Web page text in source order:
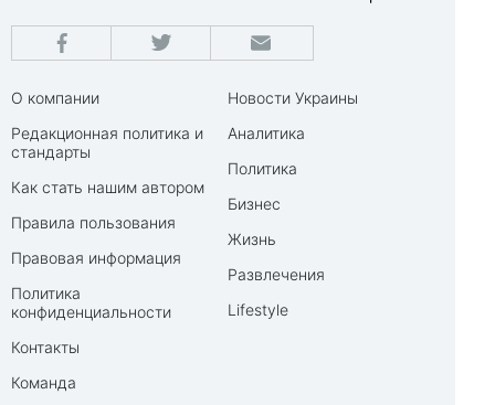
О компании
Редакционная политика и
стандарты
Как стать нашим автором
Правила пользования
Правовая информация
Политика
конфиденциальности
Контакты
Команда
Новости Украины
Аналитика
Политика
Бизнес
Жизнь
Развлечения
Lifestyle